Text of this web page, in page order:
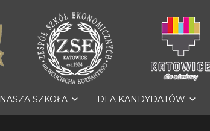
NASZA SZKOŁA DLA KANDYDATÓW